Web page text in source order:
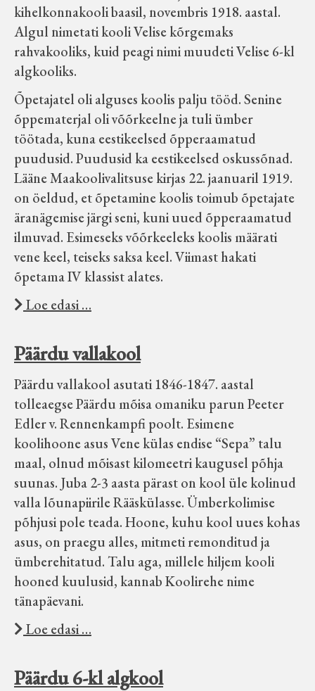
kihelkonnakooli baasil, novembris 1918. aastal.
Algul nimetati kooli Velise kõrgemaks
rahvakooliks, kuid peagi nimi muudeti Velise 6-kl
algkooliks.
Õpetajatel oli alguses koolis palju tööd. Senine
õppematerjal oli võõrkeelne ja tuli ümber
töötada, kuna eestikeelsed õpperaamatud
puudusid. Puudusid ka eestikeelsed oskussõnad.
Lääne Maakoolivalitsuse kirjas 22. jaanuaril 1919.
on öeldud, et õpetamine koolis toimub õpetajate
äranägemise järgi seni, kuni uued õpperaamatud
ilmuvad. Esimeseks võõrkeeleks koolis määrati
vene keel, teiseks saksa keel. Viimast hakati
õpetama IV klassist alates.
Loe edasi …
Päärdu vallakool
Päärdu vallakool asutati 1846-1847. aastal
tolleaegse Päärdu mõisa omaniku parun Peeter
Edler v. Rennenkampfi poolt. Esimene
koolihoone asus Vene külas endise “Sepa” talu
maal, olnud mõisast kilomeetri kaugusel põhja
suunas. Juba 2-3 aasta pärast on kool üle kolinud
valla lõunapiirile Rääskülasse. Ümberkolimise
põhjusi pole teada. Hoone, kuhu kool uues kohas
asus, on praegu alles, mitmeti remonditud ja
ümberehitatud. Talu aga, millele hiljem kooli
hooned kuulusid, kannab Koolirehe nime
tänapäevani.
Loe edasi …
Päärdu 6-kl algkool